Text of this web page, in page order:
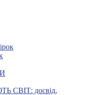
СВІТ: досвід,